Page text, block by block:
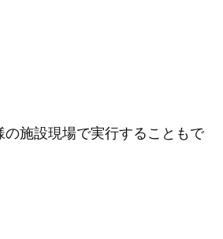
施設現場で実行することもで